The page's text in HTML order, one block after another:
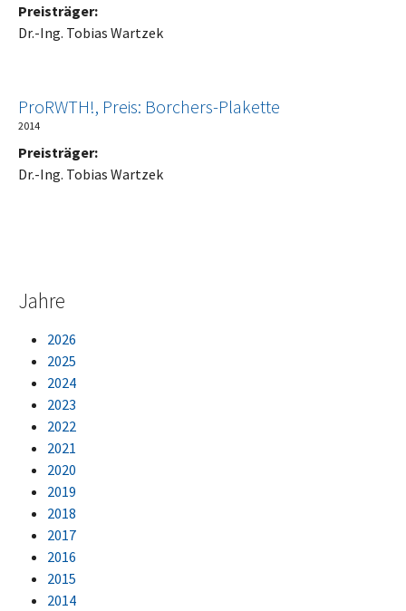
Preisträger:
Dr.-Ing. Tobias Wartzek
ProRWTH!, Preis: Borchers-Plakette
2014
Preisträger:
Dr.-Ing. Tobias Wartzek
Jahre
2026
2025
2024
2023
2022
2021
2020
2019
2018
2017
2016
2015
2014